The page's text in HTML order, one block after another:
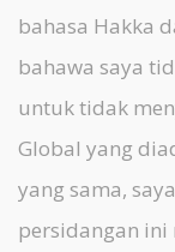
bahasa Hakka
bahawa saya
untuk tidak
Global yang
yang sama,
persidangan ini